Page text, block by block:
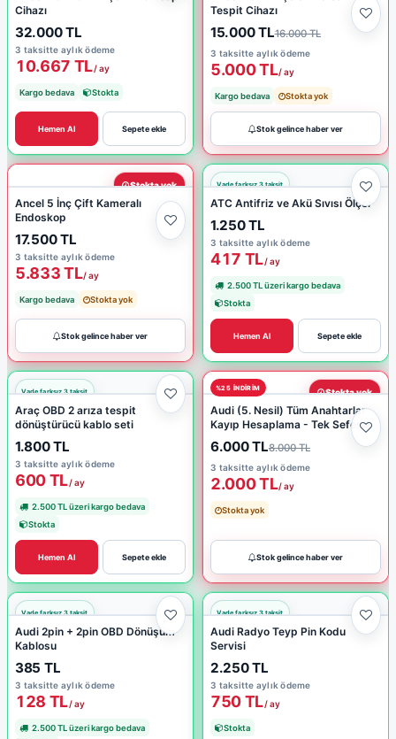
Cihazı
32.000 TL
3 taksitte aylık ödeme
10.667 TL/ ay
Kargo bedava Stokta
Sepete ekle
Hemen Al
Tespit Cihazı
15.000 TL16.000 TL
3 taksitte aylık ödeme
5.000 TL/ ay
Kargo bedava Stokta yok
Stok gelince haber ver
Stokta yok
Ancel 5 İnç Çift Kameralı
Endoskop
17.500 TL
3 taksitte aylık ödeme
5.833 TL/ ay
Kargo bedava Stokta yok
Stok gelince haber ver
ATC Antifriz ve Akü Sıvısı Ölçer
1.250 TL
3 taksitte aylık ödeme
417 TL/ ay
2.500 TL üzeri kargo bedava
Stokta
Sepete ekle
Hemen Al
Araç OBD 2 arıza tespit
dönüştürücü kablo seti
1.800 TL
3 taksitte aylık ödeme
600 TL/ ay
2.500 TL üzeri kargo bedava
Stokta
Sepete ekle
Hemen Al
%25 INDIRIM Stokta yok
Audi (5. Nesil) Tüm Anahtarlar
Kayıp Hesaplama - Tek Seferlik
6.000 TL8.000 TL
3 taksitte aylık ödeme
2.000 TL/ ay
Stokta yok
Stok gelince haber ver
Audi 2pin + 2pin OBD Dönüşüm
Kablosu
385 TL
3 taksitte aylık ödeme
128 TL/ ay
2.500 TL üzeri kargo bedava
Audi Radyo Teyp Pin Kodu
Servisi
2.250 TL
3 taksitte aylık ödeme
750 TL/ ay
Stokta